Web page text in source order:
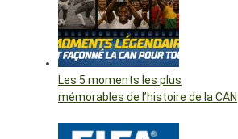
Les 5 moments les plus
mémorables de l’histoire de la CAN